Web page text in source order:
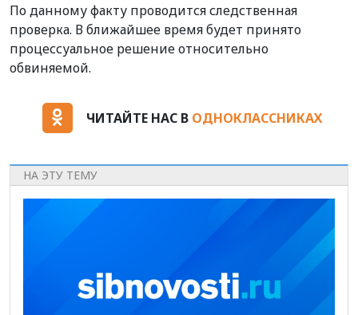
По данному факту проводится следственная
проверка. В ближайшее время будет принято
процессуальное решение относительно
обвиняемой.
ЧИТАЙТЕ НАС В ОДНОКЛАССНИКАХ
НА ЭТУ ТЕМУ